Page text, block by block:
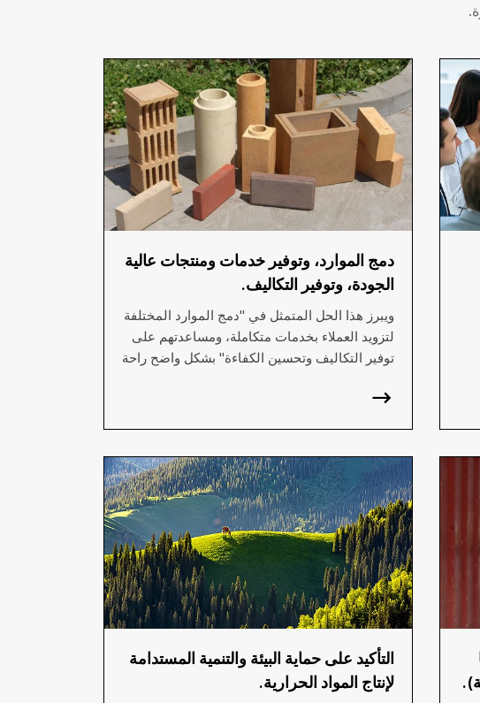
دمج الموارد، وتوفير خدمات ومنتجات عالية
الجودة، وتوفير التكاليف.
ويبرز هذا الحل المتمثل في "دمج الموارد المختلفة
لتزويد العملاء بخدمات متكاملة، ومساعدتهم على
توفير التكاليف وتحسين الكفاءة" بشكل واضح راحة
التأكيد على حماية البيئة والتنمية المستدامة
لإنتاج المواد الحرارية.